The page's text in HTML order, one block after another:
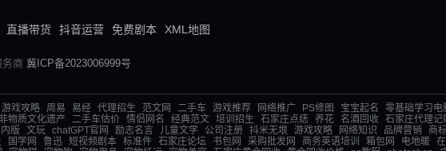
直播带货 抖音运营 免费剧本 XML地图
商 冀ICP备2023006999号
游戏攻略 周易 易经 代理招生 范文网 二手车 游戏推荐 网络推广 PS修图 宝宝起名 零基础学习电
物质文化遗产 二手车估价 情侣网名 经典范文 培训招生 石家庄点痣 养花 名酒回收 石家庄代理记
版 文玩 chatGPT官网 励志名言 儿童文学 公司注册 抖米无垠 游戏攻略 网络知识 品牌营销 商
国学网 鲁迅 短视频剧本 标准件 石家庄论坛 书包网 采购批发网 商务英语培训 箱包网 电地暖